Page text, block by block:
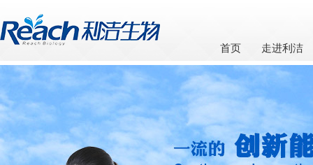
首页 走进利洁